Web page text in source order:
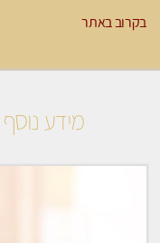
בקרוב באתר
מידע